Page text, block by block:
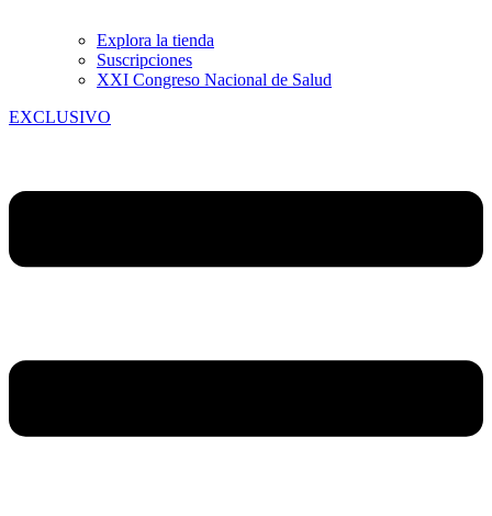
Explora la tienda
Suscripciones
XXI Congreso Nacional de Salud
EXCLUSIVO